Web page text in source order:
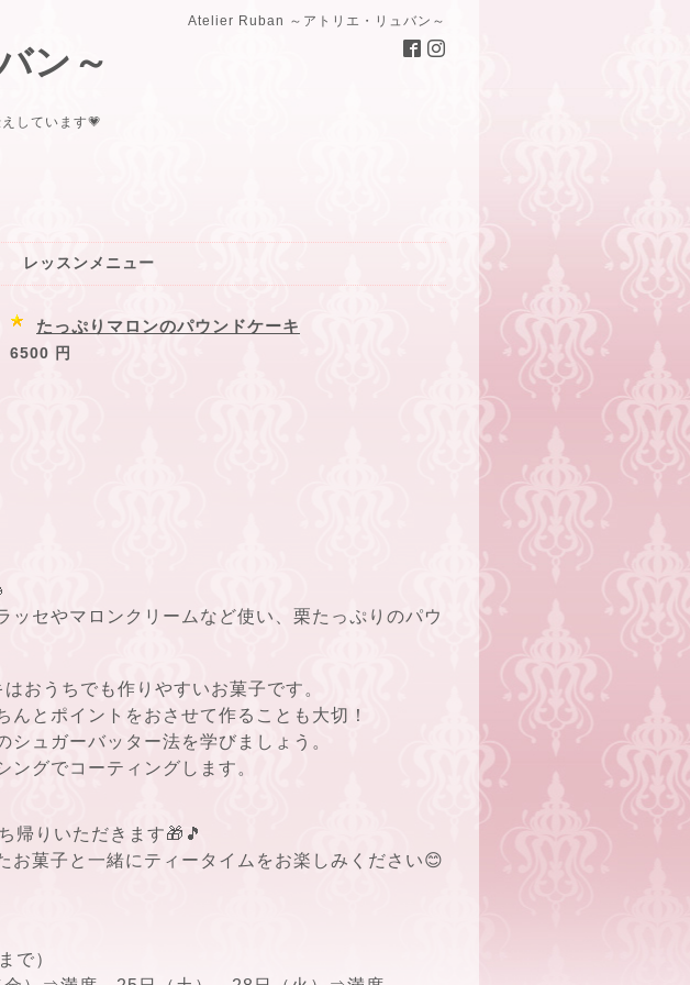
Atelier Ruban ～アトリエ・リュバン～
ン～
しています💗
レッスンメニュー
たっぷりマロンのパウンドケーキ
6500 円
ッセやマロンクリームなど使い、栗たっぷりのパウ
おうちでも作りやすいお菓子です。
んとポイントをおさせて作ることも大切！
シュガーバッター法を学びましょう。
グでコーティングします。
帰りいただきます🎁🎵
お菓子と一緒にティータイムをお楽しみください😊
で）